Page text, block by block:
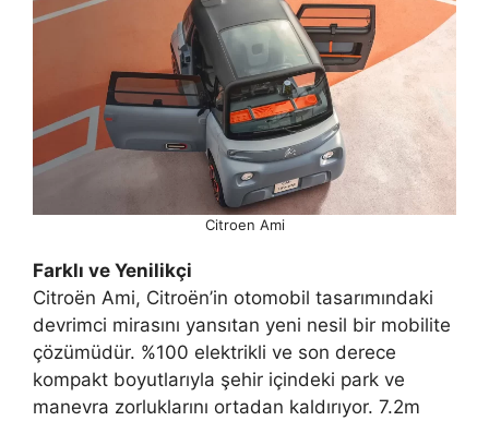
Citroen Ami
Farklı ve Yenilikçi
Citroën Ami, Citroën’in otomobil tasarımındaki
devrimci mirasını yansıtan yeni nesil bir mobilite
çözümüdür. %100 elektrikli ve son derece
kompakt boyutlarıyla şehir içindeki park ve
manevra zorluklarını ortadan kaldırıyor. 7.2m